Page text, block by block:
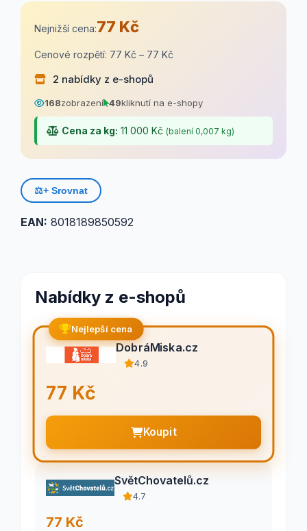
Nejnižší cena:77 Kč
Cenové rozpětí: 77 Kč – 77 Kč
2 nabídky z e-shopů
168zobrazení 49kliknutí na e-shopy
Cena za kg: 11 000 Kč (balení 0,007 kg)
⚖️+ Srovnat
EAN: 8018189850592
Nabídky z e-shopů
Nejlepší cena
DobráMiska.cz
4.9
77 Kč
Koupit
SvětChovatelů.cz
4.7
77 Kč